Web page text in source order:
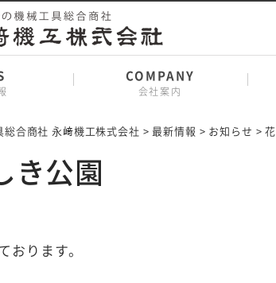
COMPANY
会社案内
合商社 永﨑機工株式会社 > 最新情報 > お知らせ >
き公園
おります。